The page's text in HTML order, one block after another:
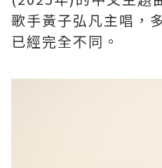
歌手黃子弘凡主唱，
已經完全不同。